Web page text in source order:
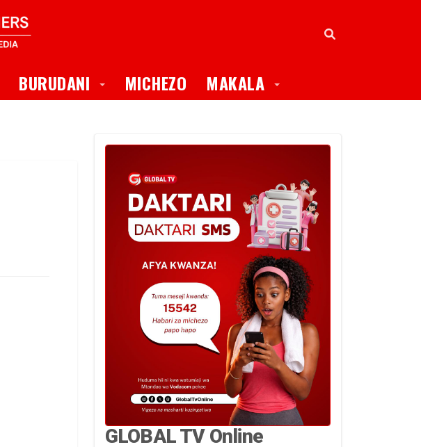
BURUDANI Toggle Dropdown
MICHEZO MAKALA Toggle Dropdown
GLOBAL TV Online